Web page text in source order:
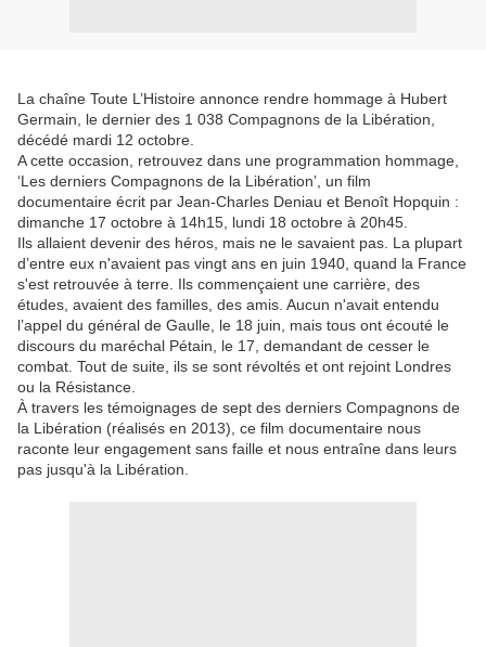
La chaîne Toute L’Histoire annonce rendre hommage à Hubert
Germain, le dernier des 1 038 Compagnons de la Libération,
décédé mardi 12 octobre.
A cette occasion, retrouvez dans une programmation hommage,
‘Les derniers Compagnons de la Libération’, un film
documentaire écrit par Jean-Charles Deniau et Benoît Hopquin :
dimanche 17 octobre à 14h15, lundi 18 octobre à 20h45.
Ils allaient devenir des héros, mais ne le savaient pas. La plupart
d’entre eux n'avaient pas vingt ans en juin 1940, quand la France
s'est retrouvée à terre. Ils commençaient une carrière, des
études, avaient des familles, des amis. Aucun n'avait entendu
l’appel du général de Gaulle, le 18 juin, mais tous ont écouté le
discours du maréchal Pétain, le 17, demandant de cesser le
combat. Tout de suite, ils se sont révoltés et ont rejoint Londres
ou la Résistance.
À travers les témoignages de sept des derniers Compagnons de
la Libération (réalisés en 2013), ce film documentaire nous
raconte leur engagement sans faille et nous entraîne dans leurs
pas jusqu'à la Libération.